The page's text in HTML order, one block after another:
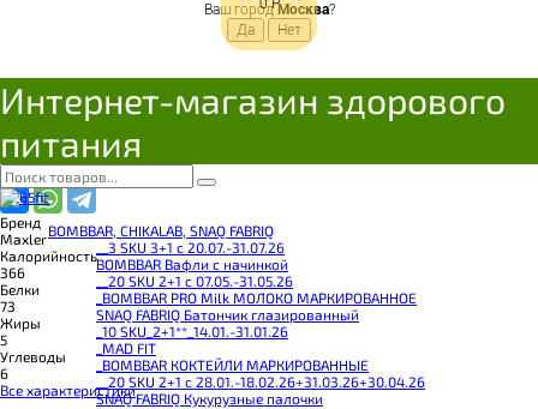
0Р
Ваш городМосква?
Интернет-магазин здорового
питания
BOMBBAR, CHIKALAB, SNAQ FABRIQ
__3 SKU 3+1 с 20.07.-31.07.26
BOMBBAR Вафли с начинкой
__20 SKU 2+1 с 07.05.-31.05.26
_BOMBBAR PRO Milk МОЛОКО МАРКИРОВАННОЕ
SNAQ FABRIQ Батончик глазированный
_10 SKU_2+1**_14.01.-31.01.26
_MAD FIT
_BOMBBAR КОКТЕЙЛИ МАРКИРОВАННЫЕ
__20 SKU 2+1 с 28.01.-18.02.26+31.03.26+30.04.26
SNAQ FABRIQ Кукурузные палочки
Добавляется...В корзинуДобавлен
Поделиться с друзьями
Бренд
Maxler
Калорийность
366
Белки
73
Жиры
5
Углеводы
6
Все характеристики